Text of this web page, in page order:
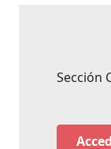
Sección